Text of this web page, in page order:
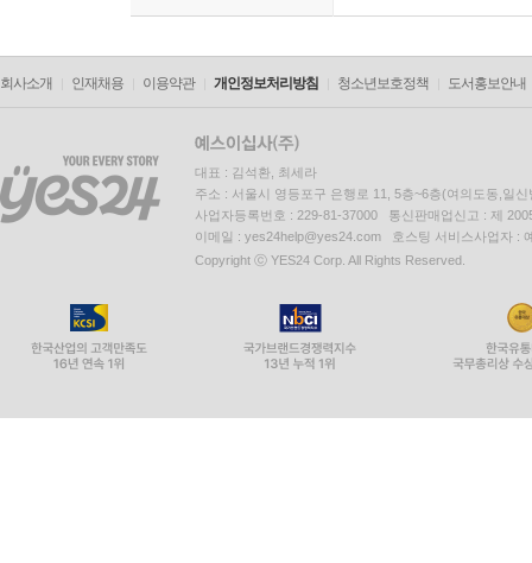
회사소개 인재채용 이용약관 개인정보처리방침 청소년보호정책 도서홍보안내
대표 : 김석환, 최세라
주소 : 서울시 영등포구 은행로 11, 5층~6층(여의도동,일신
사업자등록번호 : 229-81-37000 통신판매업신고 : 제
이메일 : yes24help@yes24.com 호스팅 서비스사업자 :
Copyright ⓒ YES24 Corp. All Rights Reserved.